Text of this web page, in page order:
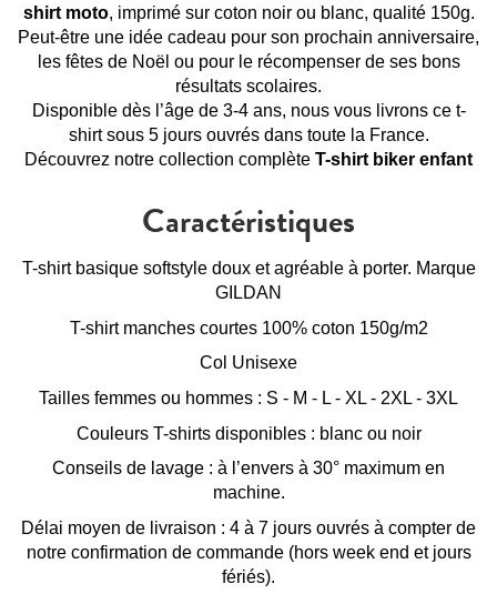
shirt moto, imprimé sur coton noir ou blanc, qualité 150g.
Peut-être une idée cadeau pour son prochain anniversaire,
les fêtes de Noël ou pour le récompenser de ses bons
résultats scolaires.
Disponible dès l’âge de 3-4 ans, nous vous livrons ce t-
shirt sous 5 jours ouvrés dans toute la France.
Découvrez notre collection complète T-shirt biker enfant
Caractéristiques
T-shirt basique softstyle doux et agréable à porter. Marque
GILDAN
T-shirt manches courtes 100% coton 150g/m2
Col Unisexe
Tailles femmes ou hommes : S - M - L - XL - 2XL - 3XL
Couleurs T-shirts disponibles : blanc ou noir
Conseils de lavage : à l’envers à 30° maximum en
machine.
Délai moyen de livraison : 4 à 7 jours ouvrés à compter de
notre confirmation de commande (hors week end et jours
fériés).